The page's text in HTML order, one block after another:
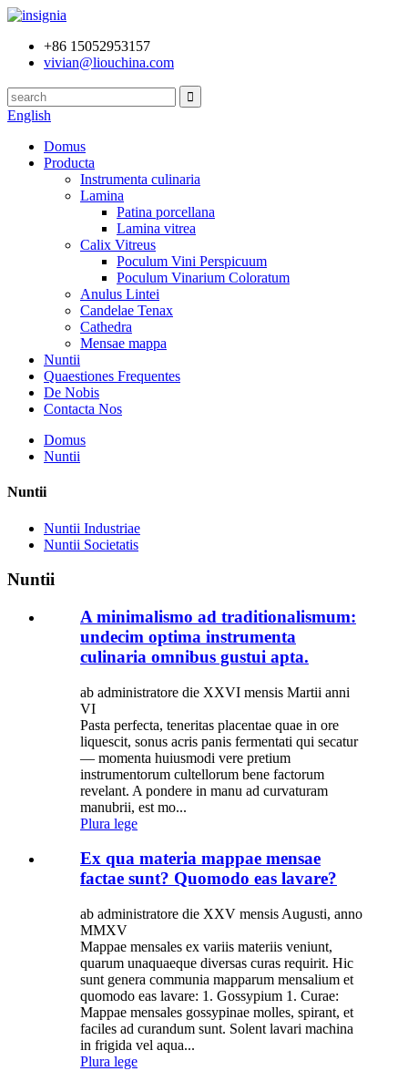
+86 15052953157
vivian@liouchina.com
English
Domus
Producta
Instrumenta culinaria
Lamina
Patina porcellana
Lamina vitrea
Calix Vitreus
Poculum Vini Perspicuum
Poculum Vinarium Coloratum
Anulus Lintei
Candelae Tenax
Cathedra
Mensae mappa
Nuntii
Quaestiones Frequentes
De Nobis
Contacta Nos
Domus
Nuntii
Nuntii
Nuntii Industriae
Nuntii Societatis
Nuntii
A minimalismo ad traditionalismum:
undecim optima instrumenta
culinaria omnibus gustui apta.
ab administratore die XXVI mensis Martii anni
VI
Pasta perfecta, teneritas placentae quae in ore
liquescit, sonus acris panis fermentati qui secatur
— momenta huiusmodi vere pretium
instrumentorum cultellorum bene factorum
revelant. A pondere in manu ad curvaturam
manubrii, est mo...
Plura lege
Ex qua materia mappae mensae
factae sunt? Quomodo eas lavare?
ab administratore die XXV mensis Augusti, anno
MMXV
Mappae mensales ex variis materiis veniunt,
quarum unaquaeque diversas curas requirit. Hic
sunt genera communia mapparum mensalium et
quomodo eas lavare: 1. Gossypium 1. Curae:
Mappae mensales gossypinae molles, spirant, et
faciles ad curandum sunt. Solent lavari machina
in frigida vel aqua...
Plura lege